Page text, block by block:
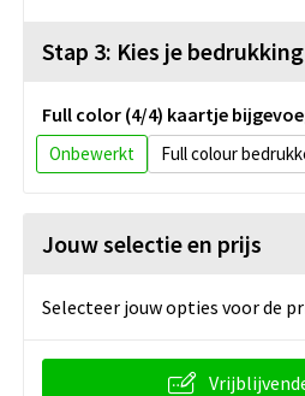
Stap 3: Kies je bedrukking
Full color (4/4) kaartje
Onbewerkt Full colour
Jouw selectie en prijs
Selecteer jouw opties voor de